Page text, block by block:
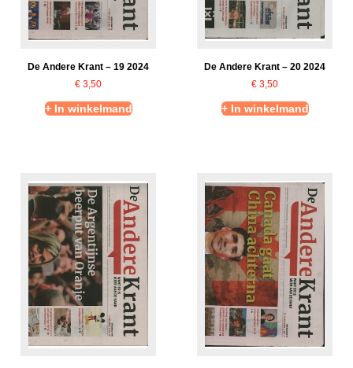
De Andere Krant – 19 2024
€ 3,50
+ In winkelmand
De Andere Krant – 20 2024
€ 3,50
+ In winkelmand